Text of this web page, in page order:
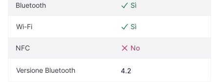
Bluetooth Sì
Wi-Fi Sì
NFC No
Versione Bluetooth 4.2